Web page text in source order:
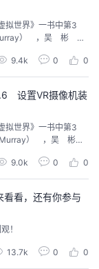
拟世界》一书中第3
Murray） ，吴 彬
9.4k 0 0
设置VR摄像机装
拟世界》一书中第3
Murray） ，吴 彬
9.0k 0 0
看，还有你参与
！
13.7k 0 0